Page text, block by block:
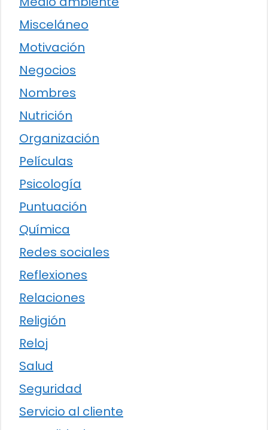
Misceláneo
Motivación
Negocios
Nombres
Nutrición
Organización
Películas
Psicología
Puntuación
Química
Redes sociales
Reflexiones
Relaciones
Religión
Reloj
Salud
Seguridad
Servicio al cliente